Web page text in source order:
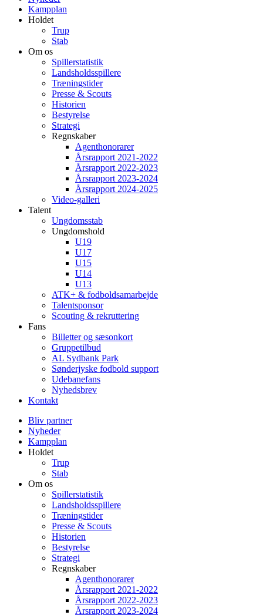
Kampplan
Holdet
Trup
Stab
Om os
Spillerstatistik
Landsholdsspillere
Træningstider
Presse & Scouts
Historien
Bestyrelse
Strategi
Regnskaber
Agenthonorarer
Årsrapport 2021-2022
Årsrapport 2022-2023
Årsrapport 2023-2024
Årsrapport 2024-2025
Video-galleri
Talent
Ungdomsstab
Ungdomshold
U19
U17
U15
U14
U13
ATK+ & fodboldsamarbejde
Talentsponsor
Scouting & rekruttering
Fans
Billetter og sæsonkort
Gruppetilbud
AL Sydbank Park
Sønderjyske fodbold support
Udebanefans
Nyhedsbrev
Kontakt
Bliv partner
Nyheder
Kampplan
Holdet
Trup
Stab
Om os
Spillerstatistik
Landsholdsspillere
Træningstider
Presse & Scouts
Historien
Bestyrelse
Strategi
Regnskaber
Agenthonorarer
Årsrapport 2021-2022
Årsrapport 2022-2023
Årsrapport 2023-2024